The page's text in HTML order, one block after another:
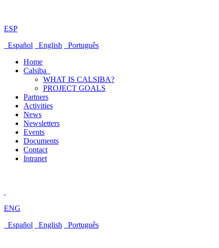
ESP
Español
English
Português
Home
Calsiba
WHAT IS CALSIBA?
PROJECT GOALS
Partners
Activities
News
Newsletters
Events
Documents
Contact
Intranet
ENG
Español
English Português